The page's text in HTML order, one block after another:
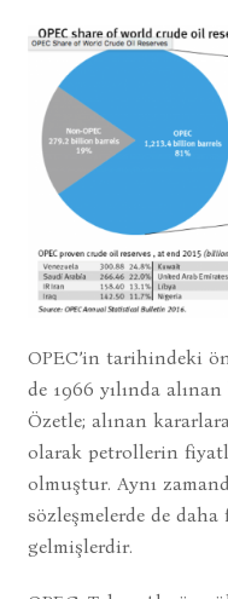
OPEC’in tarihindeki
de 1966 yılında
Özetle; alınan
olarak petrollerin
olmuştur. Aynı
sözleşmelerde de
gelmişlerdir.